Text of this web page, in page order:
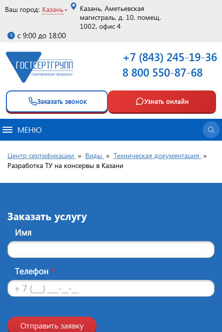
Ваш город: Казань
Казань, Аметьевская
магистраль, д. 10, помещ.
1002, офис 4
с 9:00 до 18:00
+7 (843) 245-19-36
8 800 550-87-68
Заказать звонок Узнать онлайн
МЕНЮ
Центр сертификации » Виды » Техническая документация »
Разработка ТУ на консервы в Казани
Заказать услугу
Имя
Телефон *
Отправить заявку